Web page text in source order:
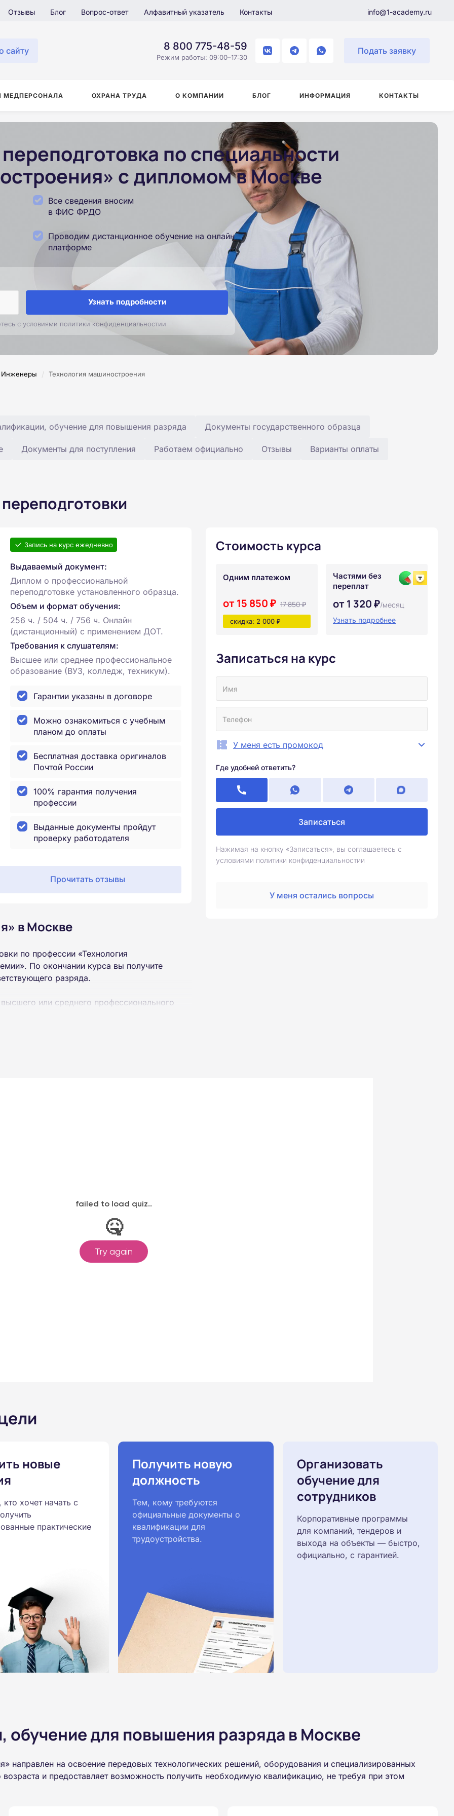
Отзывы Блог Вопрос-ответ Алфавитный указатель Контакты info@1-academy.ru
сайту 8 800 775-48-59
Режим работы: 09:00–17:30
Подать заявку
МЕДПЕРСОНАЛА ОХРАНА ТРУДА О КОМПАНИИ БЛОГ ИНФОРМАЦИЯ КОНТАКТЫ
по специальности
с дипломом в Москве
Все сведения вносим
в ФИС ФРДО
Проводим дистанционное обучение на онлайн
платформе
Узнать подробности
с условиями политики конфиденциальностии
Инженеры / Технология машиностроения
обучение для повышения разряда Документы государственного образца
Документы для поступления Работаем официально Отзывы Варианты оплаты
Запись на курс ежедневно
Выдаваемый документ:
Диплом о профессиональной
переподготовке установленного образца.
Объем и формат обучения:
256 ч. / 504 ч. / 756 ч. Онлайн
(дистанционный) с применением ДОТ.
Требования к слушателям:
Высшее или среднее профессиональное
образование (ВУЗ, колледж, техникум).
Гарантии указаны в договоре
Можно ознакомиться с учебным
планом до оплаты
Бесплатная доставка оригиналов
Почтой России
100% гарантия получения
профессии
Выданные документы пройдут
проверку работодателя
Прочитать отзывы
в Москве
по профессии «Технология
По окончании курса вы получите
разряда.
или среднего профессионального
образования.
Стоимость курса
Одним платежом
от 15 850 ₽ 17 850 ₽
скидка: 2 000 ₽
Частями без
переплат
от 1 320 ₽/месяц
Узнать подробнее
Записаться на курс
У меня есть промокод
Где удобней ответить?
Записаться
Нажимая на кнопку «Записаться», вы соглашаетесь с
условиями политики конфиденциальностии
У меня остались вопросы
новые
хочет начать с
практические
Получить новую
должность
Тем, кому требуются
официальные документы о
квалификации для
трудоустройства.
Организовать
обучение для
сотрудников
Корпоративные программы
для компаний, тендеров и
выхода на объекты — быстро,
официально, с гарантией.
для повышения разряда в Москве
направлен на освоение передовых технологических решений, оборудования и специализированных
и предоставляет возможность получить необходимую квалификацию, не требуя при этом